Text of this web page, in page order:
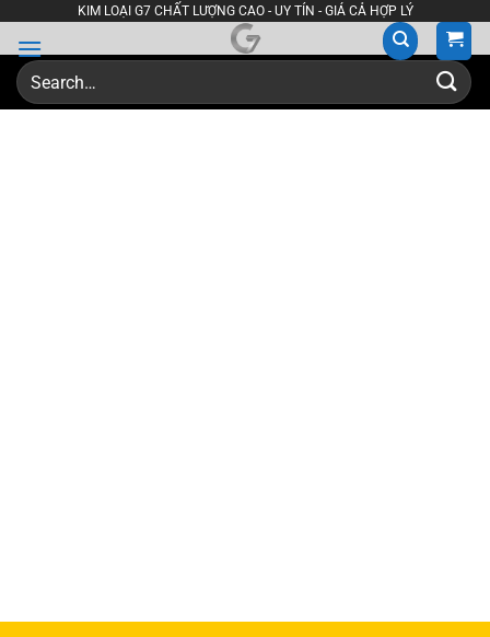
content
KIM LOẠI G7 CHẤT LƯỢNG CAO - UY TÍN - GIÁ CẢ HỢP LÝ
Search
for: